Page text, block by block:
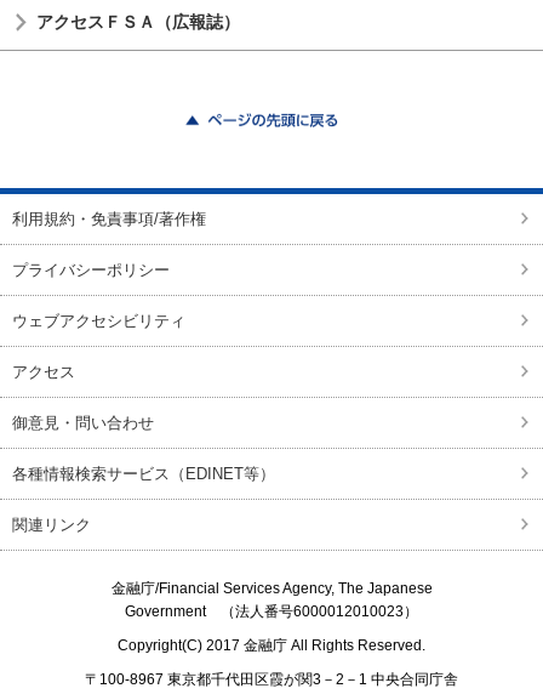
アクセスＦＳＡ（広報誌）
利用規約・免責事項/著作権
プライバシーポリシー
ウェブアクセシビリティ
アクセス
御意見・問い合わせ
各種情報検索サービス（EDINET等）
関連リンク
金融庁/Financial Services Agency, The Japanese
Government（法人番号6000012010023）
Copyright(C) 2017 金融庁 All Rights Reserved.
〒100-8967 東京都千代田区霞が関3－2－1 中央合同庁舎